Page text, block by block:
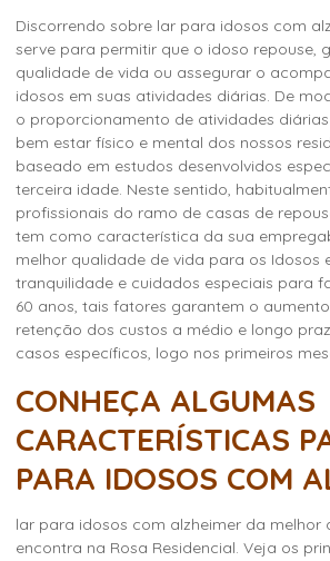
Discorrendo sobre lar para idosos com
serve para permitir que o idoso repouse,
qualidade de vida ou assegurar o
idosos em suas atividades diárias. De
o proporcionamento de atividades
bem estar físico e mental dos nossos
baseado em estudos desenvolvidos
terceira idade. Neste sentido,
profissionais do ramo de casas de
tem como característica da sua
melhor qualidade de vida para os Idosos
tranquilidade e cuidados especiais para
60 anos, tais fatores garantem o
retenção dos custos a médio e longo
casos específicos, logo nos primeiros
CONHEÇA ALGUMAS
CARACTERÍSTICAS
PARA IDOSOS COM
lar para idosos com alzheimer da melhor
encontra na Rosa Residencial. Veja os